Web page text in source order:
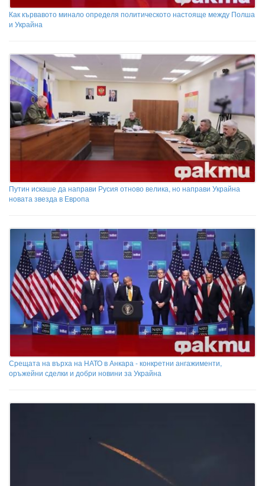
Как кървавото минало определя политическото настояще между Полша
и Украйна
Путин искаше да направи Русия отново велика, но направи Украйна
новата звезда в Европа
Срещата на върха на НАТО в Анкара - конкретни ангажименти,
оръжейни сделки и добри новини за Украйна